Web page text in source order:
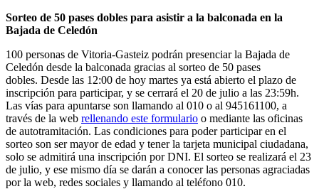
Sorteo de 50 pases dobles para asistir a la balconada en la
Bajada de Celedón
100 personas de Vitoria-Gasteiz podrán presenciar la Bajada de
Celedón desde la balconada gracias al sorteo de 50 pases
dobles. Desde las 12:00 de hoy martes ya está abierto el plazo de
inscripción para participar, y se cerrará el 20 de julio a las 23:59h.
Las vías para apuntarse son llamando al 010 o al 945161100, a
través de la web rellenando este formulario o mediante las oficinas
de autotramitación. Las condiciones para poder participar en el
sorteo son ser mayor de edad y tener la tarjeta municipal ciudadana,
solo se admitirá una inscripción por DNI. El sorteo se realizará el 23
de julio, y ese mismo día se darán a conocer las personas agraciadas
por la web, redes sociales y llamando al teléfono 010.